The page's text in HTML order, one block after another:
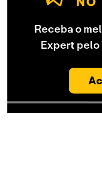
Receba o
Expert pelo